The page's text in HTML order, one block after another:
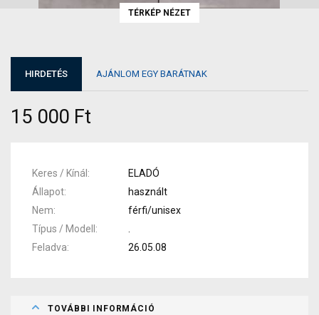
TÉRKÉP NÉZET
HIRDETÉS AJÁNLOM EGY BARÁTNAK
15 000 Ft
Keres / Kínál
ELADÓ
Állapot
használt
Nem
férfi/unisex
Típus / Modell
Feladva
26.05.08
TOVÁBBI INFORMÁCIÓ